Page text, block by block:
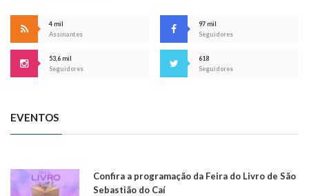
4 mil
Assinantes
97 mil
Seguidores
53,6 mil
Seguidores
618
Seguidores
EVENTOS
Confira a programação da Feira do Livro de São
Sebastião do Caí